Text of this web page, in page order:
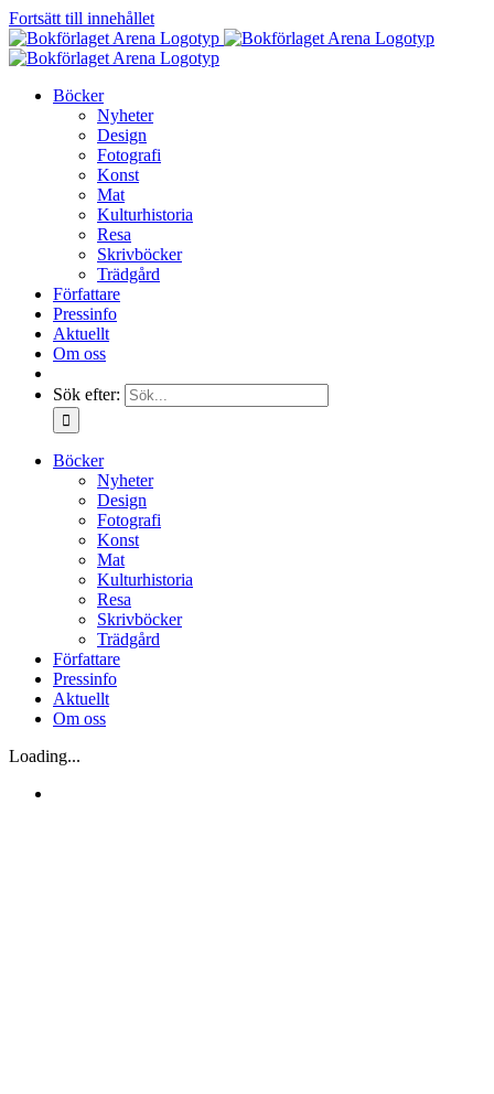
Fortsätt till innehållet
Böcker
Nyheter
Design
Fotografi
Konst
Mat
Kulturhistoria
Resa
Skrivböcker
Trädgård
Författare
Pressinfo
Aktuellt
Om oss
Sök efter:
Böcker
Nyheter
Design
Fotografi
Konst
Mat
Kulturhistoria
Resa
Skrivböcker
Trädgård
Författare
Pressinfo
Aktuellt
Om oss
Loading...